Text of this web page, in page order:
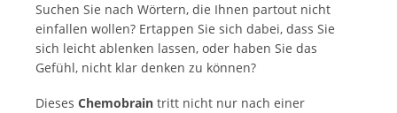
Suchen Sie nach Wörtern, die Ihnen partout nicht
einfallen wollen? Ertappen Sie sich dabei, dass Sie
sich leicht ablenken lassen, oder haben Sie das
Gefühl, nicht klar denken zu können?
Dieses Chemobrain tritt nicht nur nach einer